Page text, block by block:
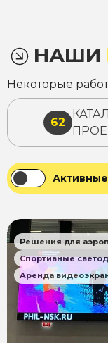
НАШИ
Некоторые
62
Решения для
Спортивные
Аренда